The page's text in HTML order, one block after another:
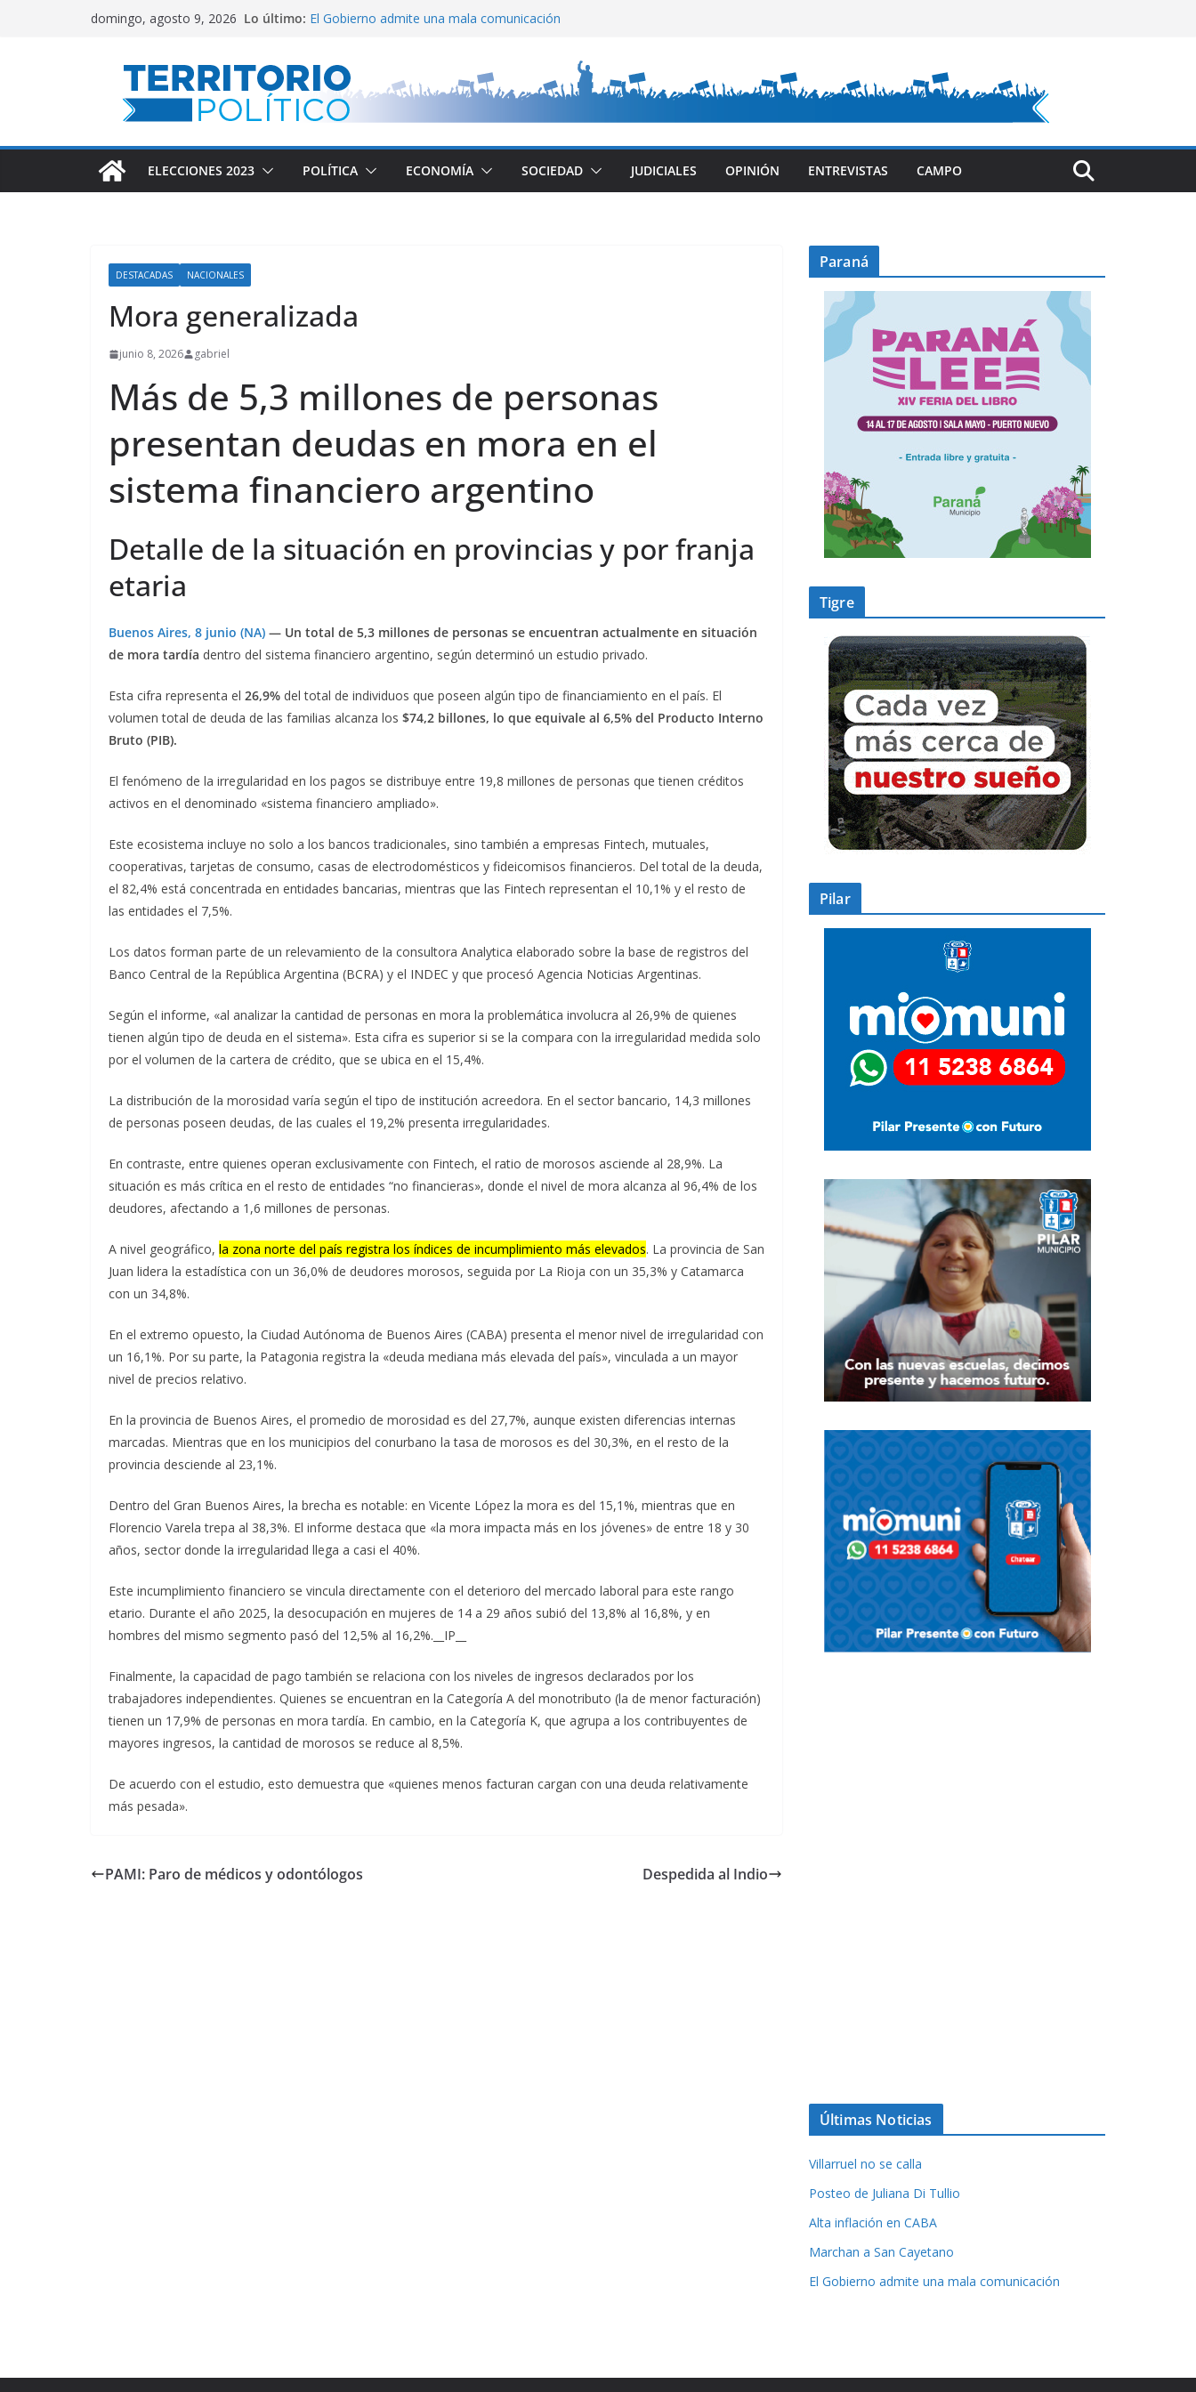
domingo, agosto 9, 2026 Lo último: El Gobierno admite una mala comunicación
Alta inflación en CABA
Marchan a San Cayetano
ELECCIONES 2023 POLÍTICA ECONOMÍA SOCIEDAD JUDICIALES OPINIÓN ENTREVISTAS CAMPO
DESTACADAS NACIONALES
Mora generalizada
junio 8, 2026 gabriel
Más de 5,3 millones de personas
presentan deudas en mora en el
sistema financiero argentino
Detalle de la situación en provincias y por franja
etaria
Buenos Aires, 8 junio (NA) — Un total de 5,3 millones de personas se encuentran actualmente en situación
de mora tardía dentro del sistema financiero argentino, según determinó un estudio privado.
Esta cifra representa el 26,9% del total de individuos que poseen algún tipo de financiamiento en el país. El
volumen total de deuda de las familias alcanza los $74,2 billones, lo que equivale al 6,5% del Producto Interno
Bruto (PIB).
El fenómeno de la irregularidad en los pagos se distribuye entre 19,8 millones de personas que tienen créditos
activos en el denominado «sistema financiero ampliado».
Este ecosistema incluye no solo a los bancos tradicionales, sino también a empresas Fintech, mutuales,
cooperativas, tarjetas de consumo, casas de electrodomésticos y fideicomisos financieros. Del total de la deuda,
el 82,4% está concentrada en entidades bancarias, mientras que las Fintech representan el 10,1% y el resto de
las entidades el 7,5%.
Los datos forman parte de un relevamiento de la consultora Analytica elaborado sobre la base de registros del
Banco Central de la República Argentina (BCRA) y el INDEC y que procesó Agencia Noticias Argentinas.
Según el informe, «al analizar la cantidad de personas en mora la problemática involucra al 26,9% de quienes
tienen algún tipo de deuda en el sistema». Esta cifra es superior si se la compara con la irregularidad medida solo
por el volumen de la cartera de crédito, que se ubica en el 15,4%.
La distribución de la morosidad varía según el tipo de institución acreedora. En el sector bancario, 14,3 millones
de personas poseen deudas, de las cuales el 19,2% presenta irregularidades.
En contraste, entre quienes operan exclusivamente con Fintech, el ratio de morosos asciende al 28,9%. La
situación es más crítica en el resto de entidades “no financieras», donde el nivel de mora alcanza al 96,4% de los
deudores, afectando a 1,6 millones de personas.
A nivel geográfico, la zona norte del país registra los índices de incumplimiento más elevados. La provincia de San
Juan lidera la estadística con un 36,0% de deudores morosos, seguida por La Rioja con un 35,3% y Catamarca
con un 34,8%.
En el extremo opuesto, la Ciudad Autónoma de Buenos Aires (CABA) presenta el menor nivel de irregularidad con
un 16,1%. Por su parte, la Patagonia registra la «deuda mediana más elevada del país», vinculada a un mayor
nivel de precios relativo.
En la provincia de Buenos Aires, el promedio de morosidad es del 27,7%, aunque existen diferencias internas
marcadas. Mientras que en los municipios del conurbano la tasa de morosos es del 30,3%, en el resto de la
provincia desciende al 23,1%.
Dentro del Gran Buenos Aires, la brecha es notable: en Vicente López la mora es del 15,1%, mientras que en
Florencio Varela trepa al 38,3%. El informe destaca que «la mora impacta más en los jóvenes» de entre 18 y 30
años, sector donde la irregularidad llega a casi el 40%.
Este incumplimiento financiero se vincula directamente con el deterioro del mercado laboral para este rango
etario. Durante el año 2025, la desocupación en mujeres de 14 a 29 años subió del 13,8% al 16,8%, y en
hombres del mismo segmento pasó del 12,5% al 16,2%.__IP__
Finalmente, la capacidad de pago también se relaciona con los niveles de ingresos declarados por los
trabajadores independientes. Quienes se encuentran en la Categoría A del monotributo (la de menor facturación)
tienen un 17,9% de personas en mora tardía. En cambio, en la Categoría K, que agrupa a los contribuyentes de
mayores ingresos, la cantidad de morosos se reduce al 8,5%.
De acuerdo con el estudio, esto demuestra que «quienes menos facturan cargan con una deuda relativamente
más pesada».
PAMI: Paro de médicos y odontólogos Despedida al Indio
Paraná
Tigre
Pilar
Últimas Noticias
Villarruel no se calla
Posteo de Juliana Di Tullio
Alta inflación en CABA
Marchan a San Cayetano
El Gobierno admite una mala comunicación